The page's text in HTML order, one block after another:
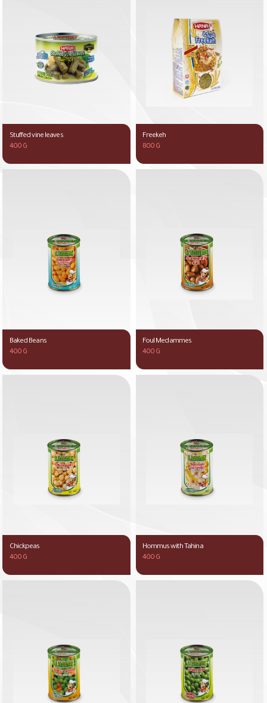
Stuffed vine leaves
400 G
Freekeh
800 G
Baked Beans
400 G
Foul Medammes
400 G
Chickpeas
400 G
Hommus with Tahina
400 G